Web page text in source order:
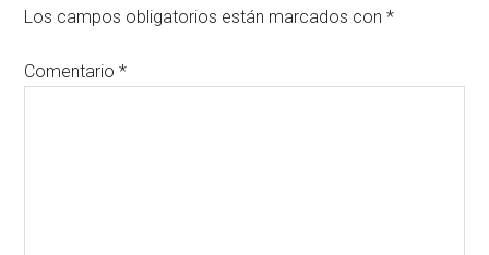
Los campos obligatorios están marcados con*
Comentario*